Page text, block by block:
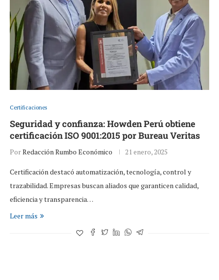
Certificaciones
Seguridad y confianza: Howden Perú obtiene
certificación ISO 9001:2015 por Bureau Veritas
PorRedacción Rumbo Económico 21 enero, 2025
Certificación destacó automatización, tecnología, control y
trazabilidad. Empresas buscan aliados que garanticen calidad,
eficiencia y transparencia…
Leer más